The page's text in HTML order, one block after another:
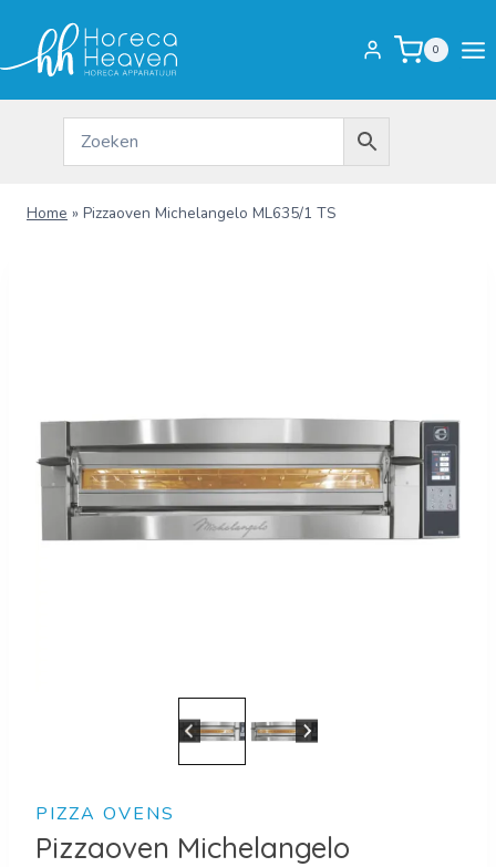
inhoud
0
Home » Pizzaoven Michelangelo ML635/1 TS
PIZZA OVENS
Pizzaoven Michelangelo